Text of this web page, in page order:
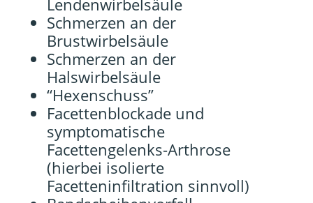
Lendenwirbelsäule
Schmerzen an der
Brustwirbelsäule
Schmerzen an der
Halswirbelsäule
“Hexenschuss”
Facettenblockade und
symptomatische
Facettengelenks-Arthrose
(hierbei isolierte
Facetteninfiltration sinnvoll)